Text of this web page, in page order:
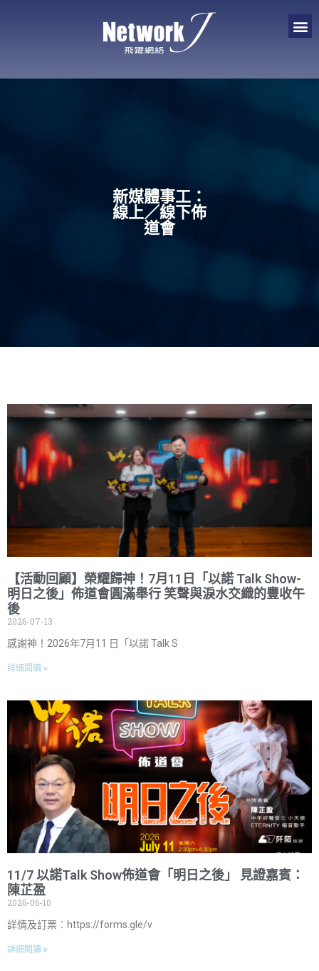
新媒體事工：
線上／線下佈
道會
【活動回顧】榮耀歸神！7月11日「以諾 Talk Show-
明日之後」佈道會圓滿舉行 笑聲與淚水交織的豐收午
後
2026-07-13
感謝神！2026年7月11 日「以諾 Talk S
詳細閱讀 »
11/7 以諾Talk Show佈道會「明日之後」 見證嘉賓：
陳芷盈
2026-06-10
詳情及訂票︰https://forms.gle/v
詳細閱讀 »